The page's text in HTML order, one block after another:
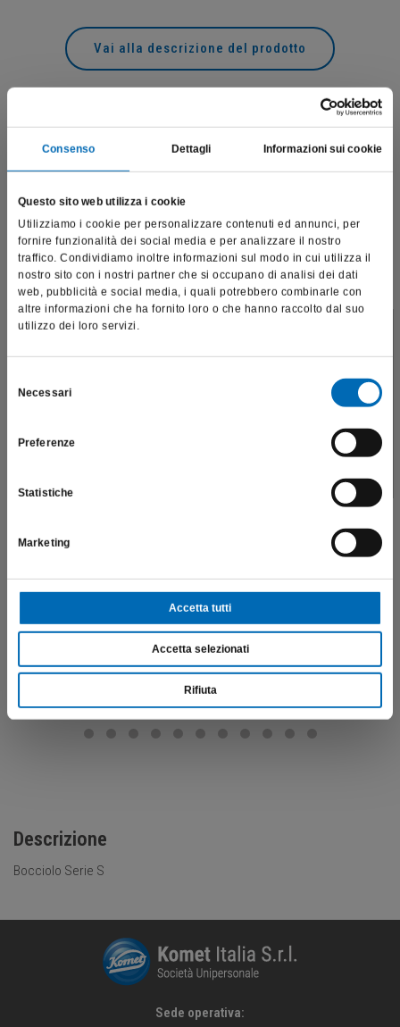
Consenso Dettagli Informazioni sui cookie
Questo sito web utilizza i cookie
Utilizziamo i cookie per personalizzare contenuti ed annunci, per
fornire funzionalità dei social media e per analizzare il nostro
traffico. Condividiamo inoltre informazioni sul modo in cui utilizza il
nostro sito con i nostri partner che si occupano di analisi dei dati
web, pubblicità e social media, i quali potrebbero combinarle con
altre informazioni che ha fornito loro o che hanno raccolto dal suo
utilizzo dei loro servizi.
delNecessari
Preferenze
Statistiche
Marketing
Accetta tutti
Accetta selezionati
Rifiuta
Vai alla descrizione del prodotto
Prodotti correlati
Scopri di più
Descrizione
Bocciolo Serie S
Sede operativa:
professionali e riporta dati, prodotti e beni sensibili per la
salute e la sicurezza del paziente; pertanto, per visitare il sito,